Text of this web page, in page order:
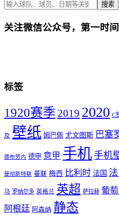
搜索
关注微信公众号，第一时
标签
1920赛季 2019 2020 C
及 壁纸 姆巴佩 尤文图斯 巴塞
德布劳内 德甲 意甲 手机 手机
曼彻斯特联 曼联 梅西 比利时 法国
马 罗纳尔多 英格兰 英超 萨拉赫 葡
阿根廷 阿森纳 静态